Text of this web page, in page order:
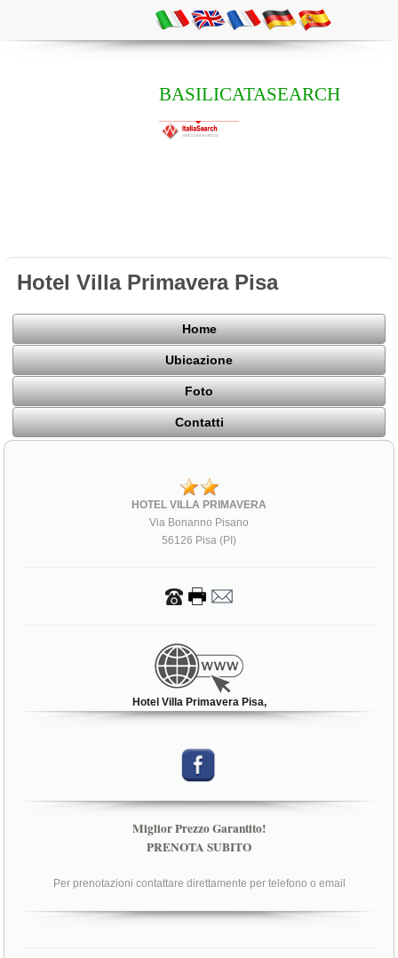
BASILICATASEARCH
Hotel Villa Primavera Pisa
Home
Ubicazione
Foto
Contatti
HOTEL VILLA PRIMAVERA
Via Bonanno Pisano
56126 Pisa (PI)
Hotel Villa Primavera Pisa,
Miglior Prezzo Garantito!
PRENOTA SUBITO
Per prenotazioni contattare direttamente per telefono o email